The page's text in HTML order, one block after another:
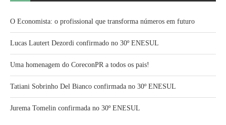
O Economista: o profissional que transforma números em futuro
Lucas Lautert Dezordi confirmado no 30º ENESUL
Uma homenagem do CoreconPR a todos os pais!
Tatiani Sobrinho Del Bianco confirmada no 30º ENESUL
Jurema Tomelin confirmada no 30º ENESUL